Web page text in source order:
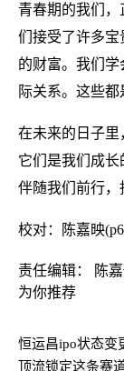
青春期的我们
们接受了许多宝
的财富。我们
际关系。这些都
在未来的日子里
它们是我们成
伴随我们前行，
校对：陈嘉映
责任编辑： 陈
为你推荐
恒运昌ipo状态变
顶流锁定这条赛